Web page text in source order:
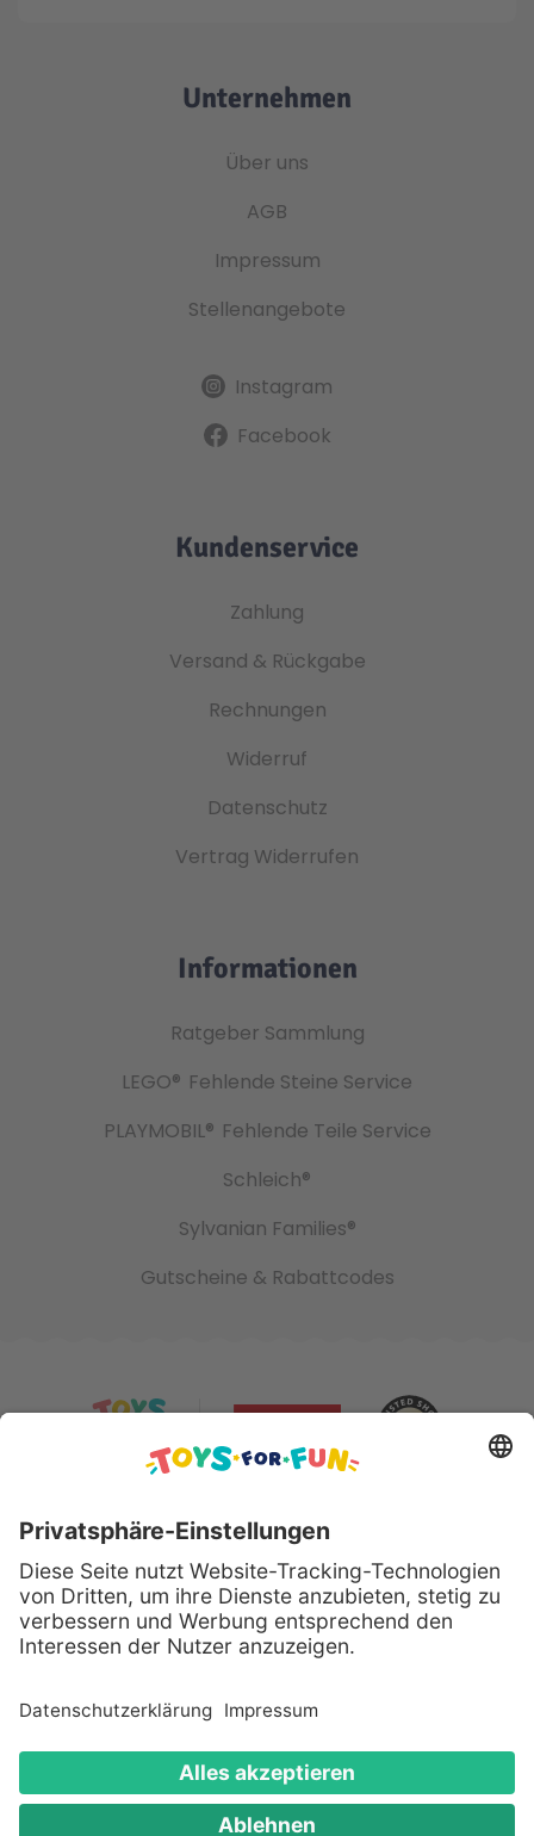
Unternehmen
Über uns
AGB
Impressum
Stellenangebote
Instagram
Facebook
Kundenservice
Zahlung
Versand & Rückgabe
Rechnungen
Widerruf
Datenschutz
Vertrag Widerrufen
Informationen
Ratgeber Sammlung
LEGO® Fehlende Steine Service
PLAYMOBIL® Fehlende Teile Service
Schleich®
Sylvanian Families®
Gutscheine & Rabattcodes
Sicher bezahlen mit:
Alle genannten Produkte und Logos sind eingetragene
Warenzeichen der jeweiligen Hersteller.
Copyright © 2008 - 2026 Toys for Fun GmbH - Alle
Rechte vorbehalten